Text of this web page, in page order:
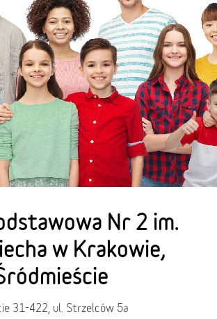
Nr 2 im.
w Krakowie,
31-422, ul. Strzelców 5a